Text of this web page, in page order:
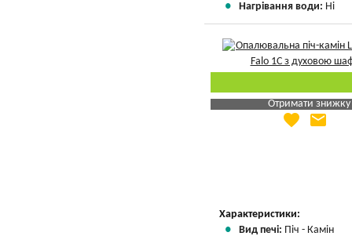
Нагрівання води: Ні
Отримати знижку
Яка Ваша ціна
favorite email
Характеристики:
Вид печі: Піч - Камін